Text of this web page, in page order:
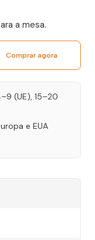
a mesa.
Comprar agora
(UE), 15–20
e EUA